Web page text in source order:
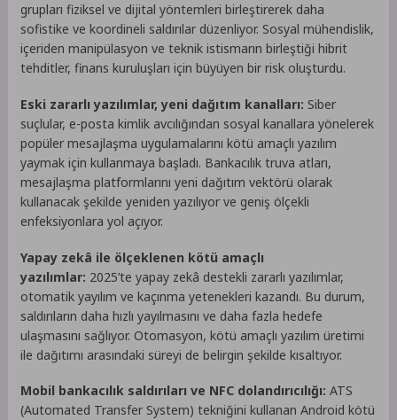
grupları fiziksel ve dijital yöntemleri birleştirerek daha
sofistike ve koordineli saldırılar düzenliyor. Sosyal mühendislik,
içeriden manipülasyon ve teknik istismarın birleştiği hibrit
tehditler, finans kuruluşları için büyüyen bir risk oluşturdu.
Eski zararlı yazılımlar, yeni dağıtım kanalları: Siber
suçlular, e-posta kimlik avcılığından sosyal kanallara yönelerek
popüler mesajlaşma uygulamalarını kötü amaçlı yazılım
yaymak için kullanmaya başladı. Bankacılık truva atları,
mesajlaşma platformlarını yeni dağıtım vektörü olarak
kullanacak şekilde yeniden yazılıyor ve geniş ölçekli
enfeksiyonlara yol açıyor.
Yapay zekâ ile ölçeklenen kötü amaçlı
yazılımlar: 2025’te yapay zekâ destekli zararlı yazılımlar,
otomatik yayılım ve kaçınma yetenekleri kazandı. Bu durum,
saldırıların daha hızlı yayılmasını ve daha fazla hedefe
ulaşmasını sağlıyor. Otomasyon, kötü amaçlı yazılım üretimi
ile dağıtımı arasındaki süreyi de belirgin şekilde kısaltıyor.
Mobil bankacılık saldırıları ve NFC dolandırıcılığı: ATS
(Automated Transfer System) tekniğini kullanan Android kötü